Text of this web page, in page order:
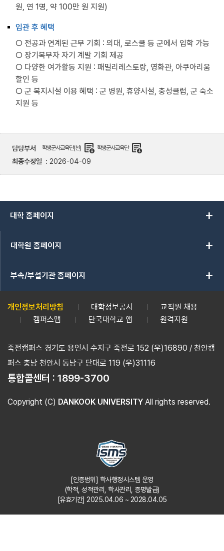
원, 연 1명, 약 100만 원 지원)
임관 후 혜택
○ 전공과 연계된 근무 기회 : 의대, 로스쿨 등 군에서 입학 가능
○ 장기복무자 자기 계발 기회 제공
○ 다양한 여가활동 지원 : 패밀리레스토랑, 영화관, 아쿠아리움
할인 등
○ 군 복지시설 이용 혜택 : 군 병원, 휴양시설, 충성클럽, 군 숙소
지원 등
담당부서 학생군사교육단(천) demography 학생군사교육단 demography
최종수정일 2026-04-09
대학 홈페이지 add
대학원 홈페이지 add
부속/부설기관 홈페이지 add
개인정보처리방침 대학정보공시
교직원 채용
캠퍼스맵
단국대학교 앱 원격지원
죽전캠퍼스 경기도 용인시 수지구 죽전로 152 (우)16890 / 천안캠
퍼스 충남 천안시 동남구 단대로 119 (우)31116
통합콜센터 : 1899-3700
Copyright (C) DANKOOK UNIVERSITY All rights reserved.
[인증범위] 학사행정시스템 운영
(학적, 성적관리, 학사관리, 증명발급)
[유효기간] 2025.04.06 ~ 2028.04.05